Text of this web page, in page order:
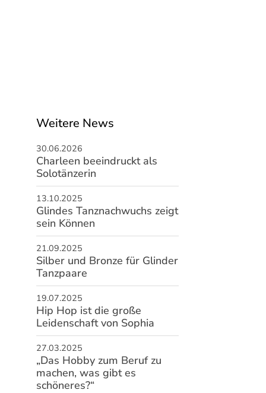
Weitere News
30.06.2026
Charleen beeindruckt als
Solotänzerin
13.10.2025
Glindes Tanznachwuchs zeigt
sein Können
21.09.2025
Silber und Bronze für Glinder
Tanzpaare
19.07.2025
Hip Hop ist die große
Leidenschaft von Sophia
27.03.2025
„Das Hobby zum Beruf zu
machen, was gibt es
schöneres?“
Glinde von 1930 e. V.
Sportplatz 98a
Glinde
040 - 710 72 15
info@tsv-glinde.de